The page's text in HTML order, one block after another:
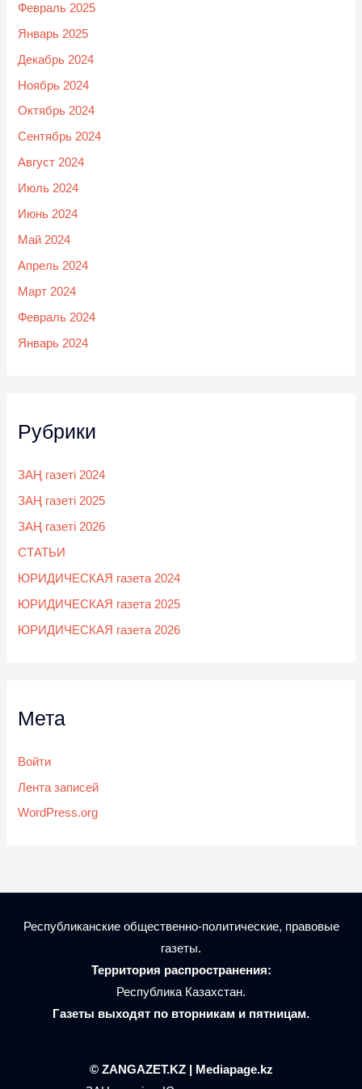
Февраль 2025
Январь 2025
Декабрь 2024
Ноябрь 2024
Октябрь 2024
Сентябрь 2024
Август 2024
Июль 2024
Июнь 2024
Май 2024
Апрель 2024
Март 2024
Февраль 2024
Январь 2024
Рубрики
ЗАҢ газеті 2024
ЗАҢ газеті 2025
ЗАҢ газеті 2026
СТАТЬИ
ЮРИДИЧЕСКАЯ газета 2024
ЮРИДИЧЕСКАЯ газета 2025
ЮРИДИЧЕСКАЯ газета 2026
Мета
Войти
Лента записей
WordPress.org
Республиканские общественно-политические, правовые
газеты.
Территория распространения:
Республика Казахстан.
Газеты выходят по вторникам и пятницам.
© ZANGAZET.KZ | Mediapage.kz